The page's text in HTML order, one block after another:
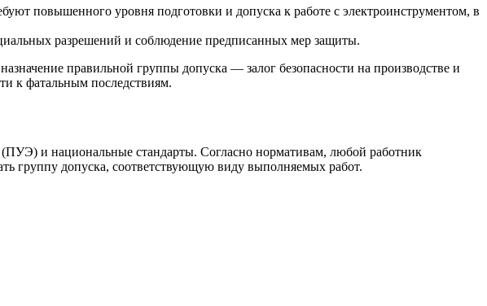
повышенного уровня подготовки и допуска к работе с электроинструментом, в
разрешений и соблюдение предписанных мер защиты.
правильной группы допуска — залог безопасности на производстве и
к фатальным последствиям.
и национальные стандарты. Согласно нормативам, любой работник
группу допуска, соответствующую виду выполняемых работ.